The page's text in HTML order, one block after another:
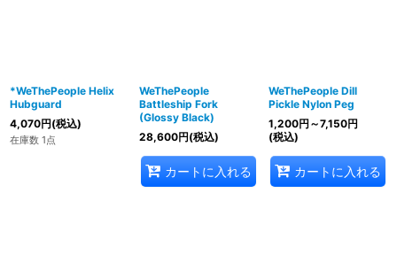
*WeThePeople Helix
Hubguard
4,070円(税込)
在庫数 1点
WeThePeople
Battleship Fork
(Glossy Black)
28,600円(税込)
カートに入れる
WeThePeople Dill
Pickle Nylon Peg
1,200円 ～7,150円
(税込)
カートに入れる